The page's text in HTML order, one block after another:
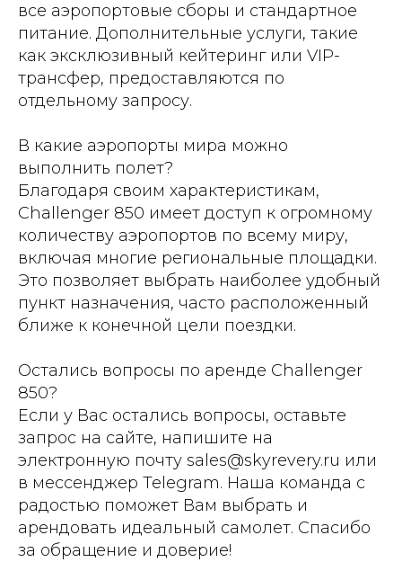
все аэропортовые сборы и стандартное
питание. Дополнительные услуги, такие
как эксклюзивный кейтеринг или VIP-
трансфер, предоставляются по
отдельному запросу.
В какие аэропорты мира можно
выполнить полет?
Благодаря своим характеристикам,
Challenger 850 имеет доступ к огромному
количеству аэропортов по всему миру,
включая многие региональные площадки.
Это позволяет выбрать наиболее удобный
пункт назначения, часто расположенный
ближе к конечной цели поездки.
Остались вопросы по аренде Challenger
850?
Если у Вас остались вопросы, оставьте
запрос на сайте, напишите на
электронную почту sales@skyrevery.ru или
в мессенджер Telegram. Наша команда с
радостью поможет Вам выбрать и
арендовать идеальный самолет. Спасибо
за обращение и доверие!